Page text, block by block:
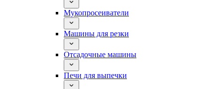
Мукопросеиватели
Машины для резки
Отсадочные машины
Печи для выпечки